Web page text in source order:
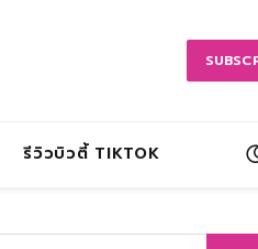
รีวิวบิวตี้ TIKTOK